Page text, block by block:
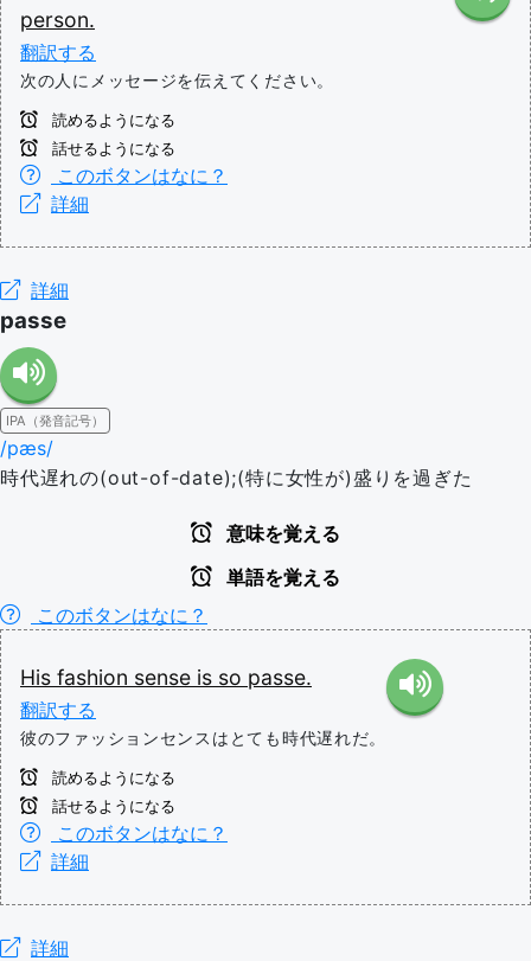
person.
翻訳する
次の人にメッセージを伝えてください。
読めるようになる
話せるようになる
このボタンはなに？
詳細
詳細
passe
IPA（発音記号）
/pæs/
時代遅れの(out-of-date);(特に女性が)盛りを過ぎた
意味を覚える
単語を覚える
このボタンはなに？
His fashion sense is so passe.
翻訳する
彼のファッションセンスはとても時代遅れだ。
読めるようになる
話せるようになる
このボタンはなに？
詳細
詳細